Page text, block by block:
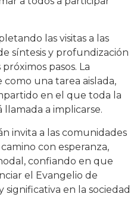
las visitas a las
síntesis y profundización
pasos. La
una tarea aislada,
en el que toda la
a implicarse.
invita a las comunidades
con esperanza,
confiando en que
el Evangelio de
significativa en la sociedad